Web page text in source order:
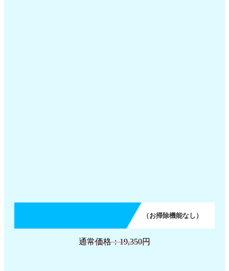
（お掃除機能なし）
通常価格：19,350円